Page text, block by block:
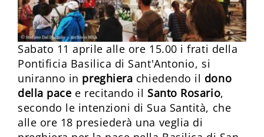
Sabato 11 aprile alle ore 15.00 i frati della
Pontificia Basilica di Sant'Antonio, si
uniranno in preghiera chiedendo il dono
della pace e recitando il Santo Rosario,
secondo le intenzioni di Sua Santità, che
alle ore 18 presiederà una veglia di